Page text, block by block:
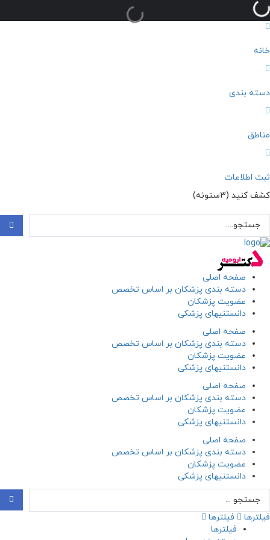
خانه
دسته بندی
مناطق
ثبت اطلاعات
کشف کنید (3ستونه)
صفحه اصلی
دسته بندی پزشکان بر اساس تخصص
عضویت پزشکان
دانستنیهای پزشکی
صفحه اصلی
دسته بندی پزشکان بر اساس تخصص
عضویت پزشکان
دانستنیهای پزشکی
صفحه اصلی
دسته بندی پزشکان بر اساس تخصص
عضویت پزشکان
دانستنیهای پزشکی
صفحه اصلی
دسته بندی پزشکان بر اساس تخصص
عضویت پزشکان
دانستنیهای پزشکی
فیلترها
فیلترها
فیلترها